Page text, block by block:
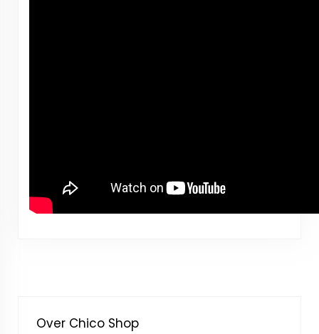
Over Chico Shop